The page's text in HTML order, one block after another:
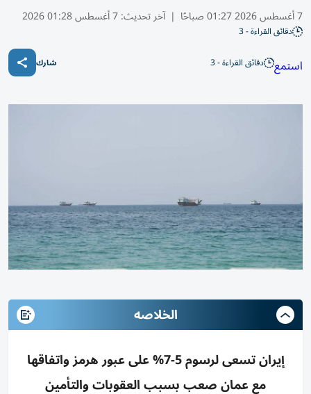
7 أغسطس 2026 01:27 صباحًا | آخر تحديث:7 أغسطس 01:28 2026
دقائق القراءة - 3
استمع دقائق القراءة - 3 شارك
الخلاصه
إيران تسعى لرسوم 5-7% على عبور هرمز واتفاقها
مع عمان صعب بسبب العقوبات والتأمين